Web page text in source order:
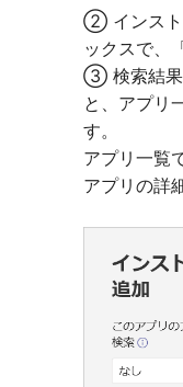
② インスト
ックスで、
③ 検索結果
と、アプリ
す。
アプリ一覧
アプリの詳